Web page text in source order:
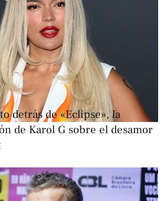
detrás de «Eclipse», la
de Karol G sobre el desamor